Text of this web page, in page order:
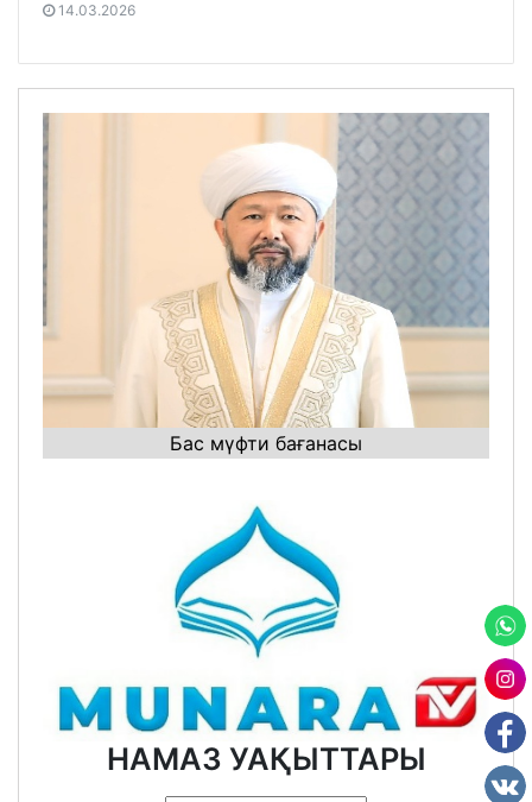
14.03.2026
Бас мүфти бағанасы
НАМАЗ УАҚЫТТАРЫ